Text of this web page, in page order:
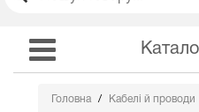
Головна Кабелі й проводи